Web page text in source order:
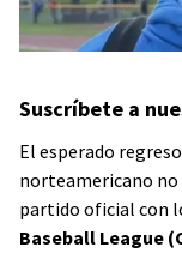
Suscríbete a
​El esperado
norteamericano no
partido oficial con
Baseball League